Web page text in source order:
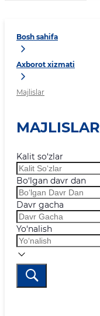
Bosh sahifa
Axborot xizmati
Majlislar
MAJLISLAR
Kalit so‘zlar
Bo‘lgan davr dan
Davr gacha
Yo‘nalish